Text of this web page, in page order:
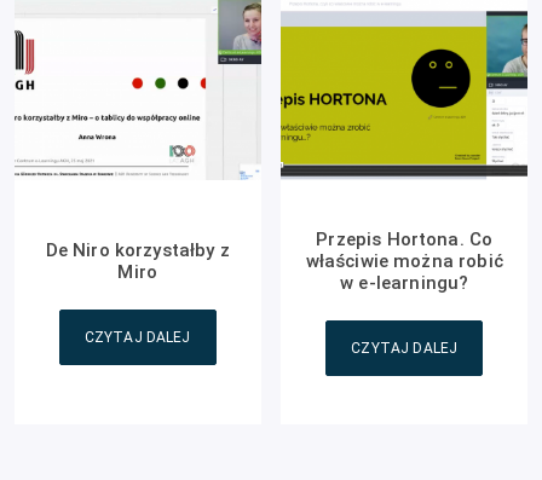
De Niro korzystałby z
Miro
CZYTAJ DALEJ
Przepis Hortona. Co
właściwie można robić
w e-learningu?
CZYTAJ DALEJ